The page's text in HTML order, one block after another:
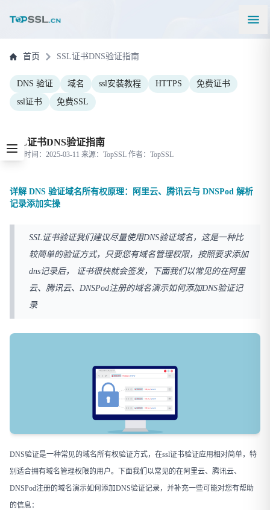
首页 SSL证书DNS验证指南
DNS 验证 域名 ssl安装教程 HTTPS
免费证书
ssl证书
免费SSL
SSL证书DNS验证指南
更新时间：2025-03-11 来源：TopSSL 作者：TopSSL
详解 DNS 验证域名所有权原理：阿里云、腾讯云与 DNSPod 解析
记录添加实操
SSL证书验证我们建议尽量使用DNS验证域名，这是一种比
较简单的验证方式，只要您有域名管理权限，按照要求添加
dns记录后， 证书很快就会签发，下面我们以常见的在阿里
云、腾讯云、DNSPod注册的域名演示如何添加DNS验证记
录
DNS验证是一种常见的域名所有权验证方式，在ssl证书验证应用相对简单，特
别适合拥有域名管理权限的用户。下面我们以常见的在阿里云、腾讯云、
DNSPod注册的域名演示如何添加DNS验证记录，并补充一些可能对您有帮助
的信息：